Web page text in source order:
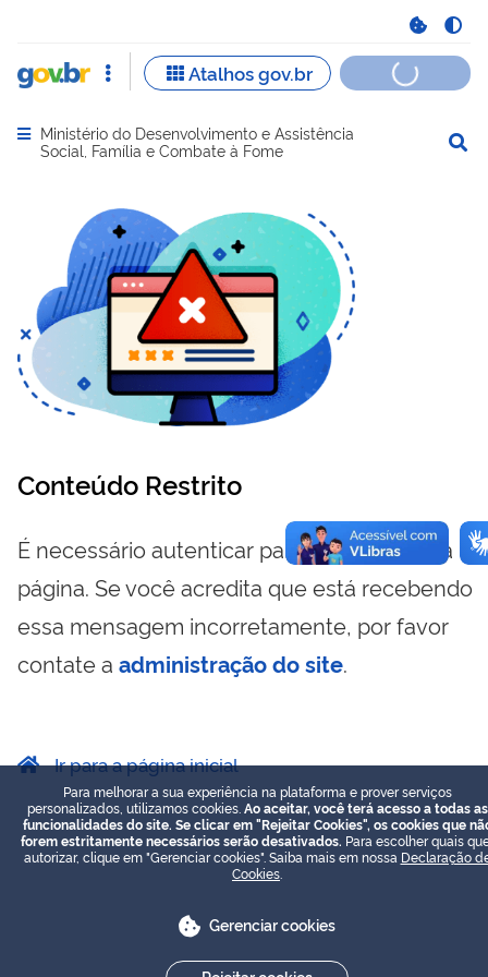
Abrir menu principal de navegação
Ministério do Desenvolvimento e Assistência
Social, Família e Combate à Fome
Conteúdo Restrito
É necessário autenticar para visualizar essa
página. Se você acredita que está recebendo
essa mensagem incorretamente, por favor
contate a administração do site.
Ir para a página inicial
Para melhorar a sua experiência na plataforma e prover serviços
personalizados, utilizamos cookies. Ao aceitar, você terá acesso a todas as
funcionalidades do site. Se clicar em "Rejeitar Cookies", os cookies que
forem estritamente necessários serão desativados. Para escolher quais
autorizar, clique em "Gerenciar cookies". Saiba mais em nossa Declaração
Cookies
Gerenciar cookies